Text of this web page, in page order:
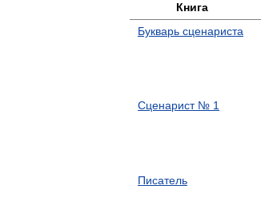
Книга
Букварь сценариста
Сценарист № 1
Писатель